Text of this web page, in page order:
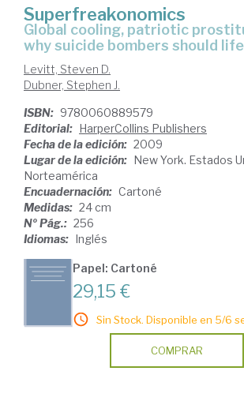
Superfreakonomics
global cooling, patriotic prostitutes and
why suicide bombers should
Levitt, Steven D.
Dubner, Stephen J.
ISBN: 9780060889579
Editorial: HarperCollins Publishers
Fecha de la edición: 2009
Lugar de la edición: New York. Estados
Norteamérica
Encuadernación: Cartoné
Medidas: 24 cm
Nº Pág.: 256
Idiomas: Inglés
Papel: Cartoné
29,15 €
Sin Stock. Disponible en 5/6
COMPRAR